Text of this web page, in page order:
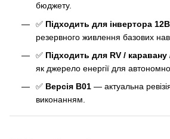
бюджету.
✅ Підходить для інвертора 12В
резервного живлення базових
✅ Підходить для RV / каравану
як джерело енергії для
✅ Версія B01 — актуальна
виконанням.